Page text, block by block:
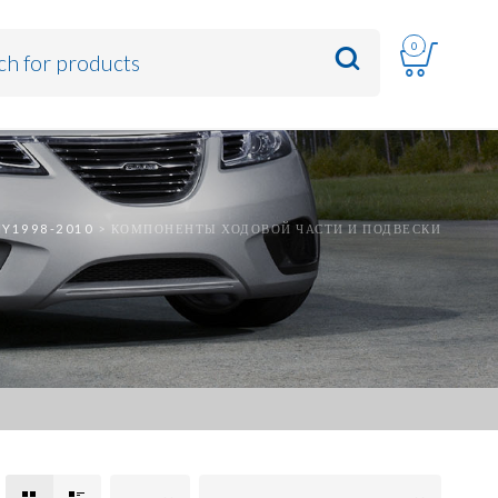
0
2010 > КОМПОНЕНТЫ ХОДОВОЙ ЧАСТИ И ПОДВЕСКИ